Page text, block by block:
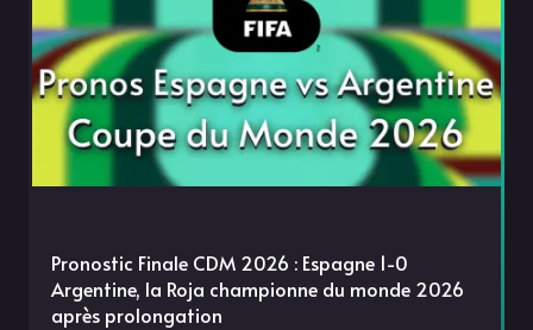
Pronostic Finale CDM 2026 : Espagne 1-0
Argentine, la Roja championne du monde 2026
après prolongation